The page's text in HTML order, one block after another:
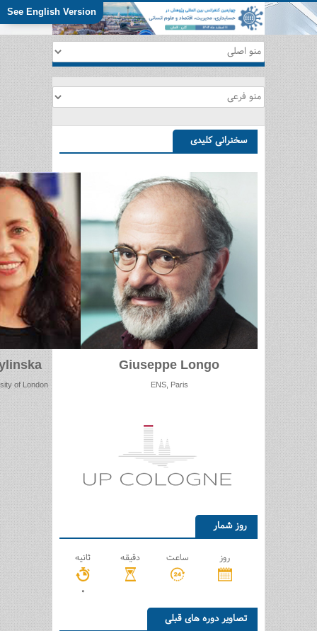
See English Version
سخنرانی كليدی
Giuseppe Longo
ENS, Paris
of London
روز شمار
ثانیه دقیقه ساعت روز
0
تصاویر دوره های قبلی